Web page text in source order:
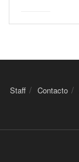
Staff Contacto